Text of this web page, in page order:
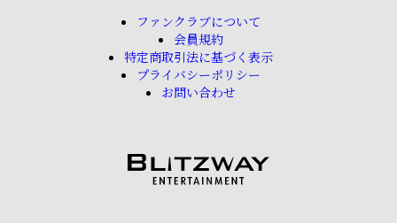
ファンクラブについて
会員規約
特定商取引法に基づく表示
プライバシーポリシー
お問い合わせ